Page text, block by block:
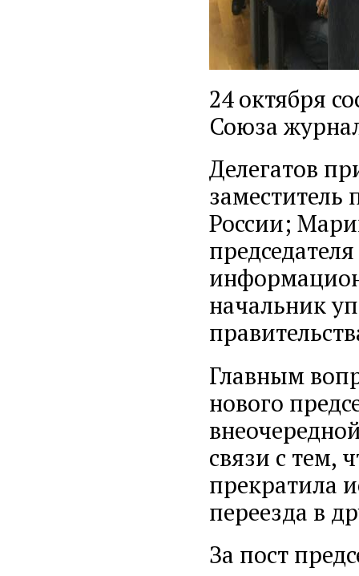
24 октября
Союза
Делегатов
заместитель
России;
начальник
Главным
нового
связи с тем,
прекратила
переезда в
За пост